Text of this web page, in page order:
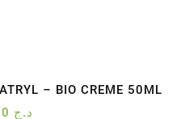
– BIO CREME 50ML
د.ج